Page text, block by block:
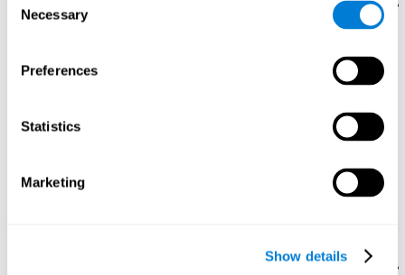
Selection
Necessary
Preferences
Statistics
Marketing
Show details
اللوزة الدماغيّة، دورها أساسيّ في الشعور، لا سيما الخوف. تساعد
اللوزة الدماغيّة على تحزين وتصنيف الذكريات المليئة بالشعور.
لتكوين الذاكرة (Kosslyn, 1994)، إمّا لتصنيف المعلومات أو في الذاكرة طويلة
المدى.
تسمّى التلافيف التي تميّز الدماغ. إن التلافيف محدّدة بانخفضات أو الأتلام الدماغيّة،
وإذا كانت هذه الأتلام عميقة، سمّيت شقوق. تنقسم القشرة الدماغيّة إلى نصفين،
اليمين واليسار، وهما مقسومان بالشقّ المركزيّ ومتّصلان بتركيت اسمه الجسم
المراقة معكوسة: يراقب النصف اليسير الجانب اليمين، ويراقب النصف النمين
الجانب اليسير. يسمّى هذا الظاهرة مركزة الدماغ الحركيّة.
الفص الجبهي:هو الفص الأكبر من القشرة. يقع في الجزء الأماميّ،